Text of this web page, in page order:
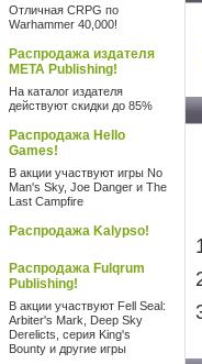
Отличная CRPG по
Warhammer 40,000!
Распродажа издателя
META Publishing!
На каталог издателя
действуют скидки до 85%
Распродажа Hello
Games!
В акции участвуют игры No
Man's Sky, Joe Danger и The
Last Campfire
Распродажа Kalypso!
Распродажа Fulqrum
Publishing!
В акции участвуют Fell Seal:
Arbiter's Mark, Deep Sky
Derelicts, серия King's
Bounty и другие игры